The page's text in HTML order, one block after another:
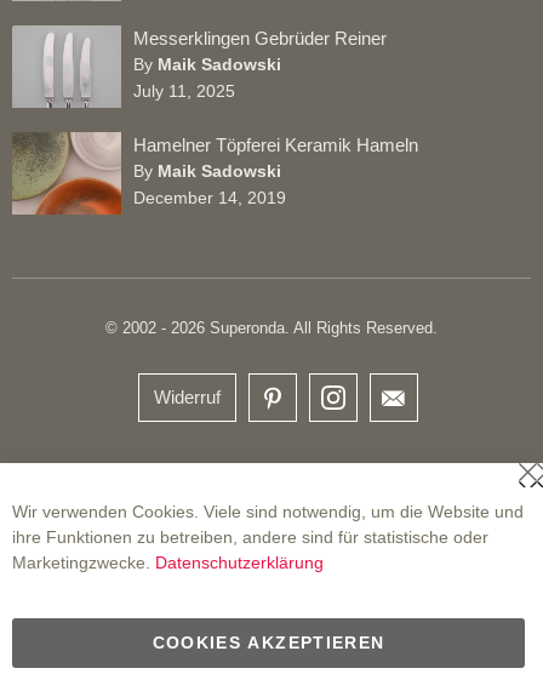
Messerklingen Gebrüder Reiner
By Maik Sadowski
July 11, 2025
Hamelner Töpferei Keramik Hameln
By Maik Sadowski
December 14, 2019
© 2002 - 2026 Superonda. All Rights Reserved.
Widerruf
Wir verwenden Cookies. Viele sind notwendig, um die Website und
ihre Funktionen zu betreiben, andere sind für statistische oder
Marketingzwecke. Datenschutzerklärung
COOKIES AKZEPTIEREN